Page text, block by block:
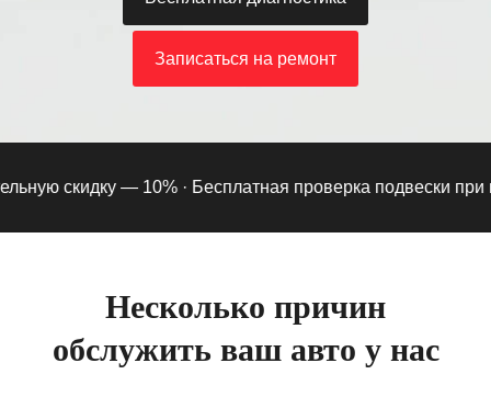
Записаться на ремонт
скидку — 10% ·Бесплатная проверка подвески при
Несколько причин
обслужить ваш авто у нас